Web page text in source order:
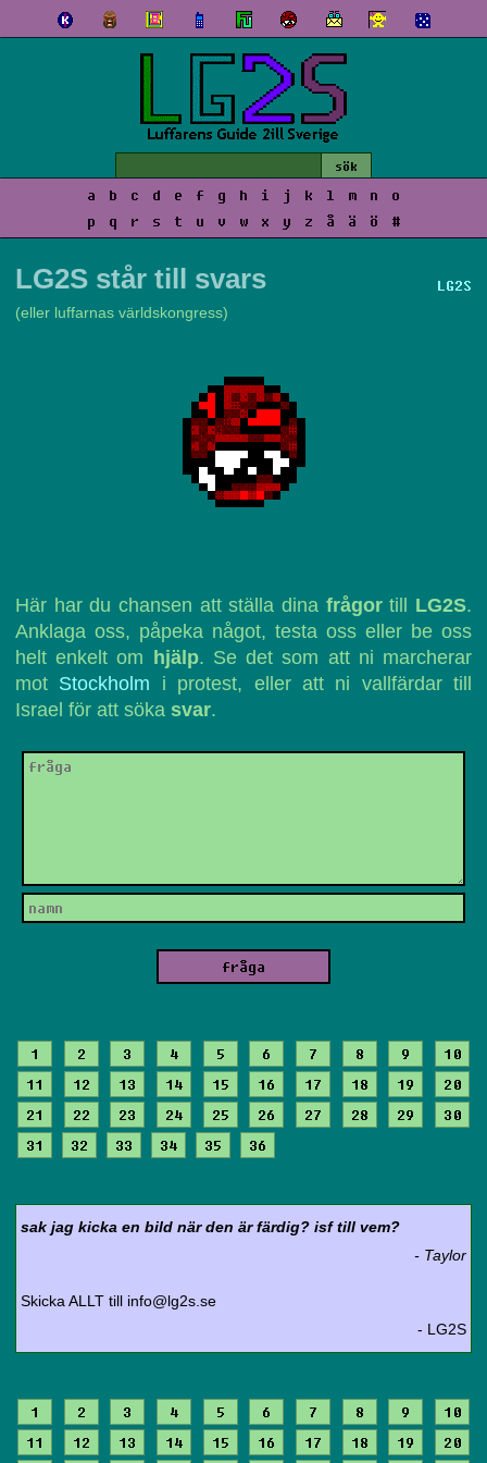
a b c d e f g h i j k l m n
o
p
q r s t u v w x y z å ä ö #
LG2S
LG2S står till svars
(eller luffarnas världskongress)
Här har du chansen att ställa dina frågortill LG2S.
Anklaga oss, påpeka något, testa oss eller be oss
helt enkelt om
hjälp. Se det som att ni marcherar
mot Stockholm i protest, eller att ni vallfärdar till
Israel för att söka svar.
1 2 3 4 5 6 7 8 9
10
11
12 13 14 15 16 17 18 19
20
21
22 23 24 25 26 27 28 29
30
31
32 33 34 35 36
sak jag kicka en bild när den är färdig? isf till vem?
- Taylor
Skicka ALLT till info@lg2s.se
- LG2S
1 2 3 4 5 6 7 8 9
10
11
12 13 14 15 16 17 18 19 20